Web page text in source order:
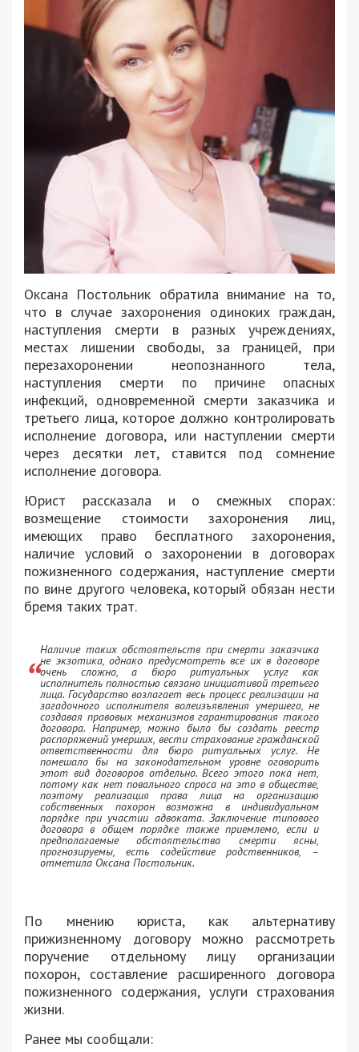
Оксана Постольник обратила внимание на то,
что в случае захоронения одиноких граждан,
наступления смерти в разных учреждениях,
местах лишении свободы, за границей, при
перезахоронении неопознанного тела,
наступления смерти по причине опасных
инфекций, одновременной смерти заказчика и
третьего лица, которое должно контролировать
исполнение договора, или наступлении смерти
через десятки лет, ставится под сомнение
исполнение договора.
Юрист рассказала и о смежных спорах:
возмещение стоимости захоронения лиц,
имеющих право бесплатного захоронения,
наличие условий о захоронении в договорах
пожизненного содержания, наступление смерти
по вине другого человека, который обязан нести
бремя таких трат.
Наличие таких обстоятельств при смерти заказчика
не экзотика, однако предусмотреть все их в договоре
очень сложно, а бюро ритуальных услуг как
исполнитель полностью связано инициативой третьего
лица. Государство возлагает весь процесс реализации на
загадочного исполнителя волеизъявления умершего, не
создавая правовых механизмов гарантирования такого
договора. Например, можно было бы создать реестр
распоряжений умерших, вести страхование гражданской
ответственности для бюро ритуальных услуг. Не
помешало бы на законодательном уровне оговорить
этот вид договоров отдельно. Всего этого пока нет,
потому как нет повального спроса на это в обществе,
поэтому реализация права лица на организацию
собственных похорон возможна в индивидуальном
порядке при участии адвоката. Заключение типового
договора в общем порядке также приемлемо, если и
предполагаемые обстоятельства смерти ясны,
прогнозируемы, есть содействие родственников, –
отметила Оксана Постольник.
По мнению юриста, как альтернативу
прижизненному договору можно рассмотреть
поручение отдельному лицу организации
похорон, составление расширенного договора
пожизненного содержания, услуги страхования
жизни.
Ранее мы сообщали: